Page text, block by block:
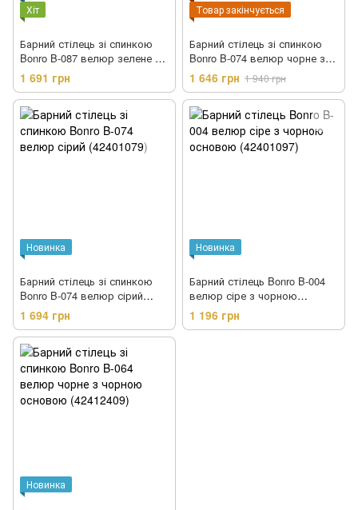
Хіт
Барний стілець зі спинкою
Bonro B-087 велюр зелене з
чорною основою (42400427)
1 691 грн
Товар закінчується
Барний стілець зі спинкою
Bonro B-074 велюр чорне з
чорною основою (42400303)
1 646 грн 1 940 грн
Новинка
Барний стілець зі спинкою
Bonro B-074 велюр сірий
(42401079)
1 694 грн
Новинка
Барний стілець Bonro B-004
велюр сіре з чорною
основою (42401097)
1 196 грн
Новинка